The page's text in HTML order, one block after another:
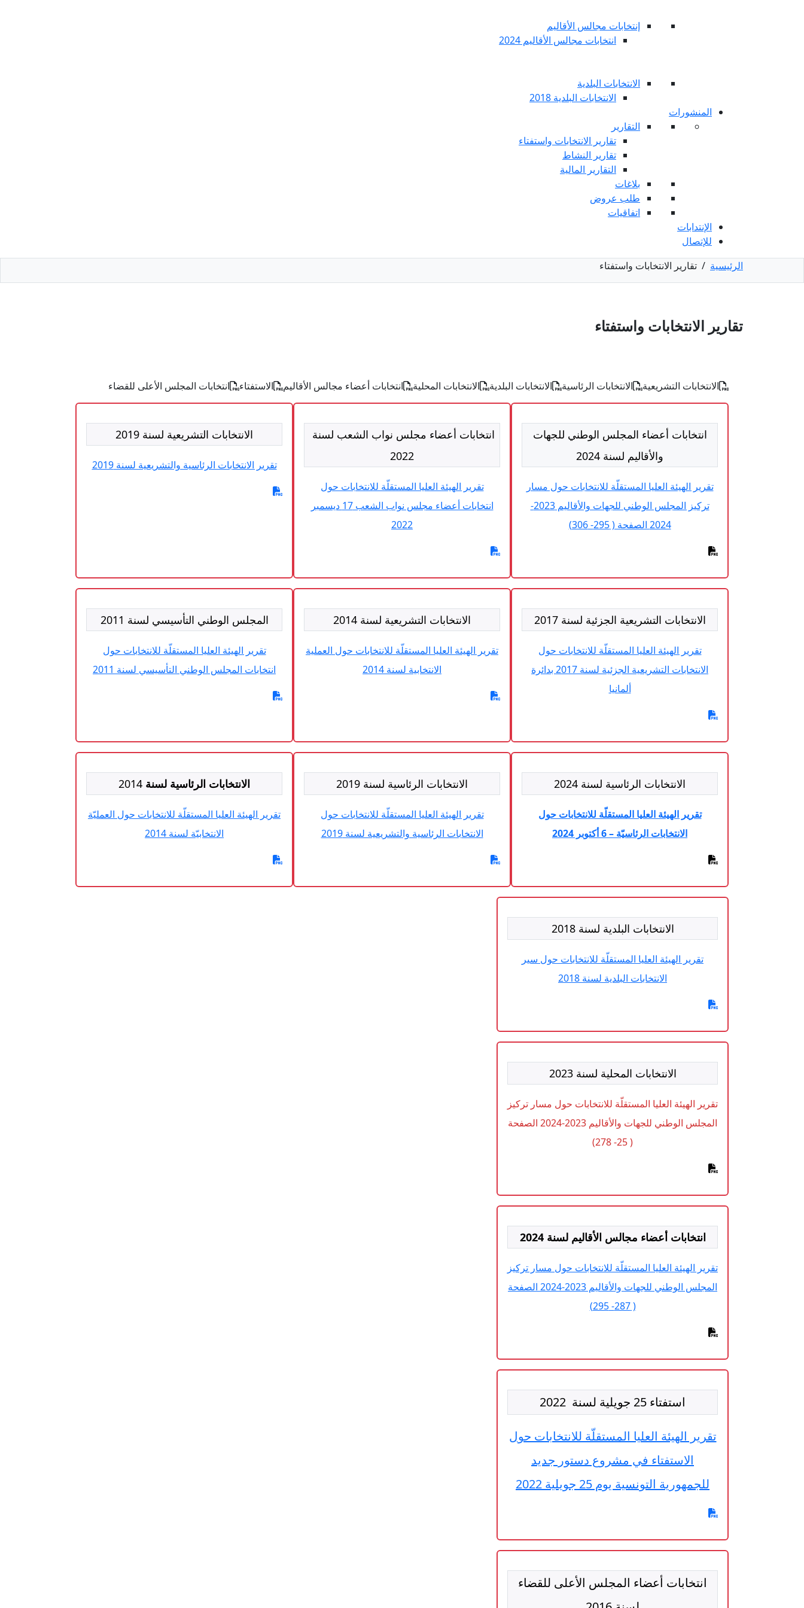
إنتخابات مجالس الأقاليم
انتخابات مجالس الأقاليم 2024
الانتخابات البلدية
الانتخابات البلدية 2018
المنشورات
التقارير
تقارير الانتخابات واستفتاء
تقارير النشاط
التقارير المالية
بلاغات
طلب عروض
اتفاقيات
الإنتدابات
للإتصال
الرئيسية / تقارير الانتخابات واستفتاء
تقارير الانتخابات واستفتاء
الانتخابات التشريعية الانتخابات الرئاسية الانتخابات البلدية الانتخابات المحلية انتخابات أعضاء مجالس الأقاليم الاستفتاء انتخابات المجلس الأعلى للقضاء
انتخابات أعضاء المجلس الوطني للجهات
والأقاليم لسنة 2024
تقرير الهيئة العليا المستقلّة للانتخابات حول مسار
تركيز المجلس الوطني للجهات والأقاليم 2023-
2024 الصفحة ( 295- 306)
انتخابات أعضاء مجلس نواب الشعب لسنة
2022
تقرير الهيئة العليا المستقلّة للانتخابات حول
انتخابات أعضاء مجلس نواب الشعب 17 ديسمبر
2022
الانتخابات التشريعية لسنة 2019
تقرير الانتخابات الرئاسية والتشريعية لسنة 2019
الانتخابات التشريعية الجزئية لسنة 2017
تقرير الهيئة العليا المستقلّة للانتخابات حول
الانتخابات التشريعية الجزئية لسنة 2017 بدائرة
ألمانيا
الانتخابات التشريعية لسنة 2014
تقرير الهيئة العليا المستقلّة للانتخابات حول العملية
الانتخابية لسنة 2014
المجلس الوطني التأسيسي لسنة 2011
تقرير الهيئة العليا المستقلّة للانتخابات حول
انتخابات المجلس الوطني التأسيسي لسنة 2011
الانتخابات الرئاسية لسنة 2024
تقرير الهيئة العليا المستقلّة للانتخابات حول
الانتخابات الرئاسيّة – 6 أكتوبر 2024
الانتخابات الرئاسية لسنة 2019
تقرير الهيئة العليا المستقلّة للانتخابات حول
الانتخابات الرئاسية والتشريعية لسنة 2019
الانتخابات الرئاسية لسنة 2014
تقرير الهيئة العليا المستقلّة للانتخابات حول العمليّة
الانتخابيّة لسنة 2014
الانتخابات البلدية لسنة 2018
تقرير الهيئة العليا المستقلّة للانتخابات حول سير
الانتخابات البلدية لسنة 2018
الانتخابات المحلية لسنة 2023
تقرير الهيئة العليا المستقلّة للانتخابات حول مسار تركيز
المجلس الوطني للجهات والأقاليم 2023-2024 الصفحة
( 25- 278)
انتخابات أعضاء مجالس الأقاليم لسنة 2024
تقرير الهيئة العليا المستقلّة للانتخابات حول مسار تركيز
المجلس الوطني للجهات والأقاليم 2023-2024 الصفحة
( 287- 295)
استفتاء 25 جويلية لسنة 2022
تقرير الهيئة العليا المستقلّة للانتخابات حول
الاستفتاء في مشروع دستور جديد
للجمهورية التونسية يوم 25 جويلية 2022
انتخابات أعضاء المجلس الأعلى للقضاء